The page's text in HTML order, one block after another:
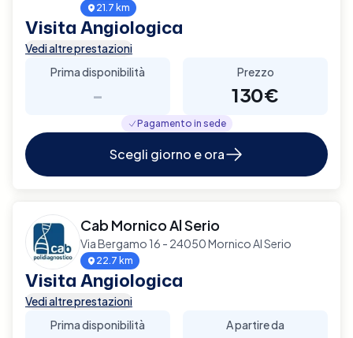
21.7 km
Visita Angiologica
Vedi altre prestazioni
Prima disponibilità
-
Prezzo
130€
Pagamento in sede
Scegli giorno e ora
Cab Mornico Al Serio
Via Bergamo 16 - 24050 Mornico Al Serio
22.7 km
Visita Angiologica
Vedi altre prestazioni
Prima disponibilità
A partire da